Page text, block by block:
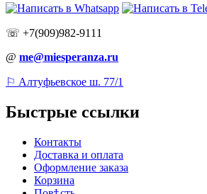
☏ +7(909)982-9111
@ me@miesperanza.ru
⚐ Алтуфьевское ш. 77/1
Быстрые ссылки
Контакты
Доставка и оплата
Оформление заказа
Корзина